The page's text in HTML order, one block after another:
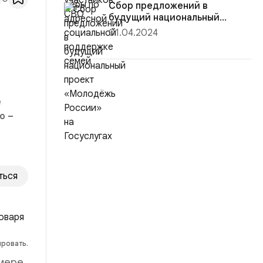
–
Сбор предложений в
будущий национальный
проект «Молодёж...
01.04.2024